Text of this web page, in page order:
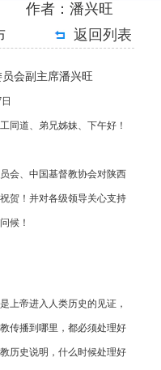
作者：潘兴旺
返回列表
会副主席潘兴旺
道、弟兄姊妹、下午好！
、中国基督教协会对陕西
贺！并对各级领导关心支持
候！
帝进入人类历史的见证，
传播到哪里，都必须处理好
历史说明，什么时候处理好